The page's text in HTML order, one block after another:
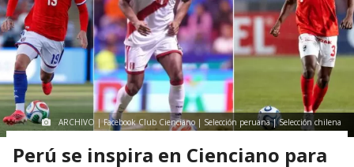
ARCHIVO | Facebook Club Cienciano | Selección peruana | Selección chilena
Perú se inspira en Cienciano para